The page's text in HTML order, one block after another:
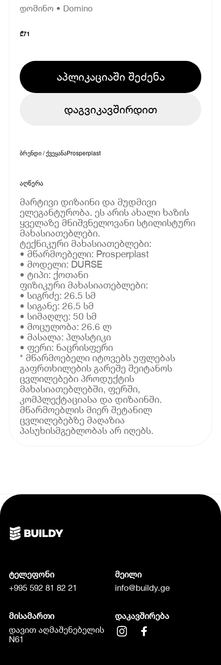
დომინო • Domino
₾71
აპლიკაციაში შეძენა
დაგვიკავშირდით
ბრენდი / ქვეყანაProsperplast
აღწერა
მარტივი დიზაინი და მუდმივი
ელეგანტურობა. ეს არის ახალი ხაზის
ყველაზე მნიშვნელოვანი სტილისტური
მახასიათებლები.
ტექნიკური მახასიათებლები:
• მწარმოებელი: Prosperplast
• მოდელი: DURSE
• ტიპი: ქოთანი
ფიზიკური მახასიათებლები:
• სიგრძე: 26.5 სმ
• სიგანე: 26.5 სმ
• სიმაღლე: 50 სმ
• მოცულობა: 26.6 ლ
• მასალა: პლასტიკი
• ფერი: ნაცრისფერი
* მწარმოებელი იტოვებს უფლებას
გაფრთხილების გარეშე შეიტანოს
ცვლილებები პროდუქტის
მახასიათებლებში, ფერში,
კომპლექტაციასა და დიზაინში.
მწარმოებლის მიერ შეტანილ
ცვლილებებზე მაღაზია
პასუხისმგებლობას არ იღებს.
ტელეფონი
+995 592 81 82 21
მეილი
info@buildy.ge
მისამართი
დავით აღმაშენებელის
N61
დაკავშირება